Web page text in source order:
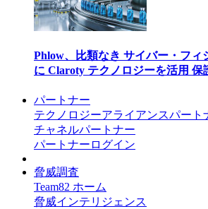
Phlow、比類なき サイバー・フィ
に Claroty テクノロジーを活用 保
パートナー
テクノロジーアライアンスパート
チャネルパートナー
パートナーログイン
脅威調査
Team82 ホーム
脅威インテリジェンス